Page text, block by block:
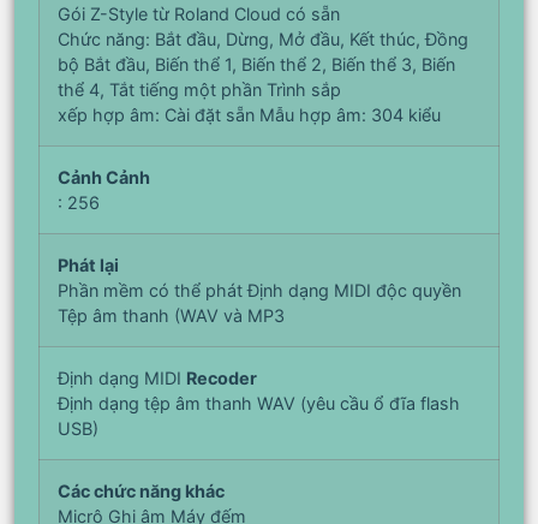
Gói Z-Style từ Roland Cloud có sẵn
Chức năng: Bắt đầu, Dừng, Mở đầu, Kết thúc, Đồng
bộ Bắt đầu, Biến thể 1, Biến thể 2, Biến thể 3, Biến
thể 4, Tắt tiếng một phần Trình sắp
xếp hợp âm: Cài đặt sẵn Mẫu hợp âm: 304 kiểu
Cảnh Cảnh
: 256
Phát lại
Phần mềm có thể phát Định dạng MIDI độc quyền
Tệp âm thanh (WAV và MP3
Định dạng MIDI Recoder
Định dạng tệp âm thanh WAV (yêu cầu ổ đĩa flash
USB)
Các chức năng khác
Micrô Ghi âm Máy đếm